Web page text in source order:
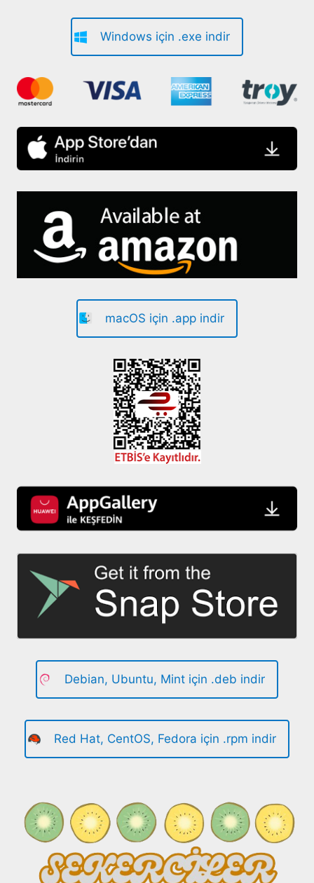
Windows için .exe indir
macOS için .app indir
Debian, Ubuntu, Mint için .deb indir
Red Hat, CentOS, Fedora için .rpm indir